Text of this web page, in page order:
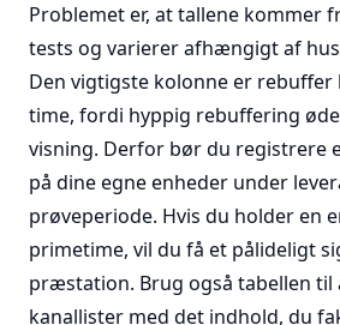
Problemet er, at tallene kommer
tests og varierer afhængigt af
Den vigtigste kolonne er rebuffer
time, fordi hyppig rebuffering
visning. Derfor bør du registrere
på dine egne enheder under
prøveperiode. Hvis du holder en
primetime, vil du få et pålideligt
præstation. Brug også tabellen til
kanallister med det indhold, du